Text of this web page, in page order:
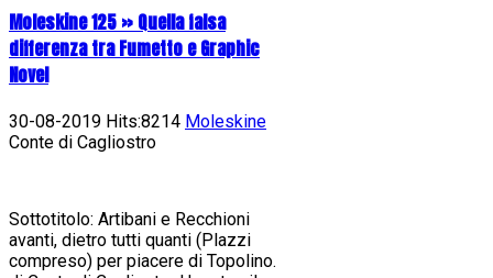
Moleskine 125 » Quella falsa
differenza tra Fumetto e Graphic
Novel
30-08-2019 Hits:8214 Moleskine
Conte di Cagliostro
Sottotitolo: Artibani e Recchioni
avanti, dietro tutti quanti (Plazzi
compreso) per piacere di Topolino.